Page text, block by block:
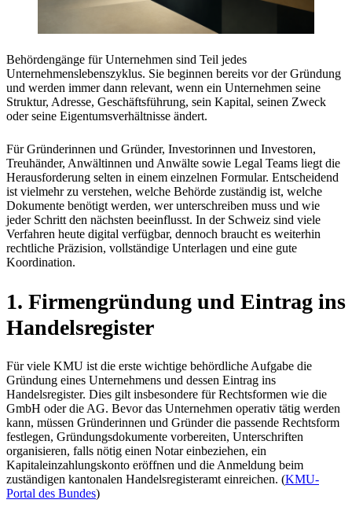
Behördengänge für Unternehmen sind Teil jedes
Unternehmenslebenszyklus. Sie beginnen bereits vor der Gründung
und werden immer dann relevant, wenn ein Unternehmen seine
Struktur, Adresse, Geschäftsführung, sein Kapital, seinen Zweck
oder seine Eigentumsverhältnisse ändert.
Für Gründerinnen und Gründer, Investorinnen und Investoren,
Treuhänder, Anwältinnen und Anwälte sowie Legal Teams liegt die
Herausforderung selten in einem einzelnen Formular. Entscheidend
ist vielmehr zu verstehen, welche Behörde zuständig ist, welche
Dokumente benötigt werden, wer unterschreiben muss und wie
jeder Schritt den nächsten beeinflusst. In der Schweiz sind viele
Verfahren heute digital verfügbar, dennoch braucht es weiterhin
rechtliche Präzision, vollständige Unterlagen und eine gute
Koordination.
1. Firmengründung und Eintrag ins
Handelsregister
Für viele KMU ist die erste wichtige behördliche Aufgabe die
Gründung eines Unternehmens und dessen Eintrag ins
Handelsregister. Dies gilt insbesondere für Rechtsformen wie die
GmbH oder die AG. Bevor das Unternehmen operativ tätig werden
kann, müssen Gründerinnen und Gründer die passende Rechtsform
festlegen, Gründungsdokumente vorbereiten, Unterschriften
organisieren, falls nötig einen Notar einbeziehen, ein
Kapitaleinzahlungskonto eröffnen und die Anmeldung beim
zuständigen kantonalen Handelsregisteramt einreichen. (KMU-
Portal des Bundes)